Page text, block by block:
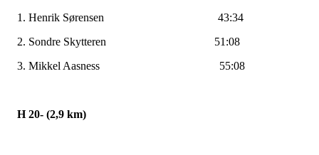
1. Henrik Sørensen 43:34
2. Sondre Skytteren 51:08
3. Mikkel Aasness 55:08
H 20- (2,9 km)